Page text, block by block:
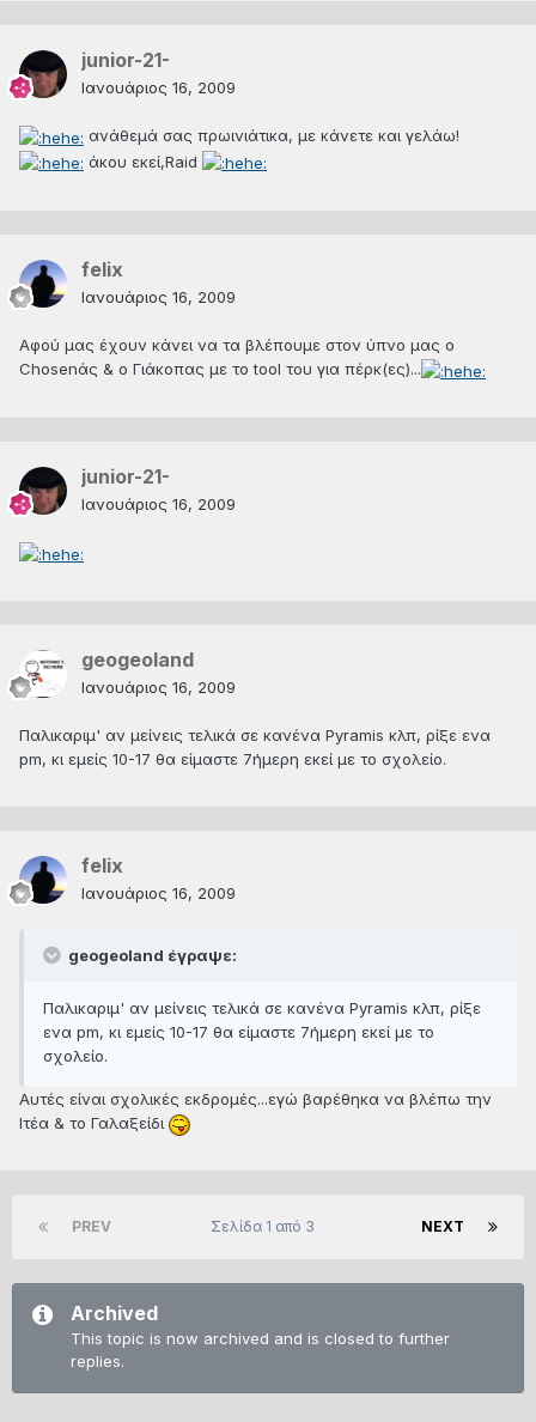
junior-21-
Ιανουάριος 16, 2009
ανάθεμά σας πρωινιάτικα, με κάνετε και γελάω!
άκου εκεί,Raid
felix
Ιανουάριος 16, 2009
Αφού μας έχουν κάνει να τα βλέπουμε στον ύπνο μας ο
Chosenάς & o Γιάκοπας με το tool του για πέρκ(ες)...
junior-21-
Ιανουάριος 16, 2009
geogeoland
Ιανουάριος 16, 2009
Παλικαριμ' αν μείνεις τελικά σε κανένα Pyramis κλπ, ρίξε ενα
pm, κι εμείς 10-17 θα είμαστε 7ήμερη εκεί με το σχολείο.
felix
Ιανουάριος 16, 2009
geogeoland έγραψε:
Παλικαριμ' αν μείνεις τελικά σε κανένα Pyramis κλπ, ρίξε
ενα pm, κι εμείς 10-17 θα είμαστε 7ήμερη εκεί με το
σχολείο.
Αυτές είναι σχολικές εκδρομές...εγώ βαρέθηκα να βλέπω την
Ιτέα & το Γαλαξείδι
PREV NEXT
Σελίδα 1 από 3
Archived
This topic is now archived and is closed to further
replies.